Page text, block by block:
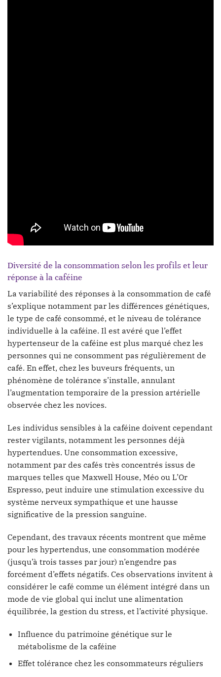
Diversité de la consommation selon les profils et leur
réponse à la caféine
La variabilité des réponses à la consommation de café
s’explique notamment par les différences génétiques,
le type de café consommé, et le niveau de tolérance
individuelle à la caféine. Il est avéré que l’effet
hypertenseur de la caféine est plus marqué chez les
personnes qui ne consomment pas régulièrement de
café. En effet, chez les buveurs fréquents, un
phénomène de tolérance s’installe, annulant
l’augmentation temporaire de la pression artérielle
observée chez les novices.
Les individus sensibles à la caféine doivent cependant
rester vigilants, notamment les personnes déjà
hypertendues. Une consommation excessive,
notamment par des cafés très concentrés issus de
marques telles que Maxwell House, Méo ou L’Or
Espresso, peut induire une stimulation excessive du
système nerveux sympathique et une hausse
significative de la pression sanguine.
Cependant, des travaux récents montrent que même
pour les hypertendus, une consommation modérée
(jusqu’à trois tasses par jour) n’engendre pas
forcément d’effets négatifs. Ces observations invitent à
considérer le café comme un élément intégré dans un
mode de vie global qui inclut une alimentation
équilibrée, la gestion du stress, et l’activité physique.
Influence du patrimoine génétique sur le
métabolisme de la caféine
Effet tolérance chez les consommateurs réguliers